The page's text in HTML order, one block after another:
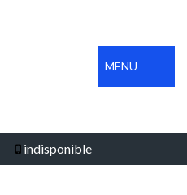
MENU
indisponible